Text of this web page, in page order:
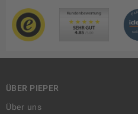
ÜBER PIEPER
Über uns